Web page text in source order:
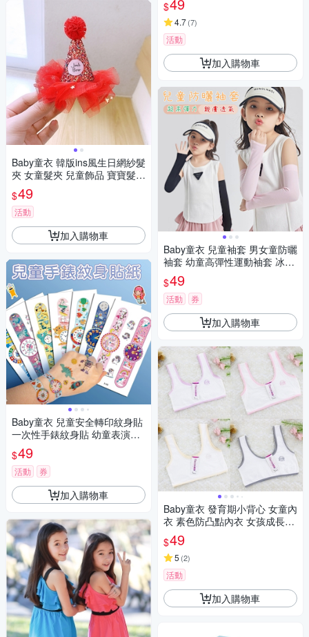
Baby童衣 韓版ins風生日網紗髮
夾 女童髮夾 兒童飾品 寶寶髮飾
88989
$49
活動
加入購物車
Baby童衣 兒童安全轉印紋身貼
一次性手錶紋身貼 幼童表演造
型貼紙 寶寶防水手錶水印貼畫
11839
$49
活動 券
加入購物車
$49
4.7(7)
活動
加入購物車
Baby童衣 兒童袖套 男女童防曬
袖套 幼童高彈性運動袖套 冰絲
涼感袖套 11829
$49
活動 券
加入購物車
Baby童衣 發育期小背心 女童內
衣 素色防凸點內衣 女孩成長小
背心 89045
$49
5 (2)
活動
加入購物車